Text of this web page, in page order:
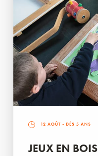
12 AOÛT - DÈS 5 ANS
JEUX EN BOIS